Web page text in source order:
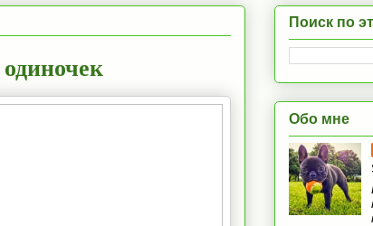
Поиск по
Обо мне